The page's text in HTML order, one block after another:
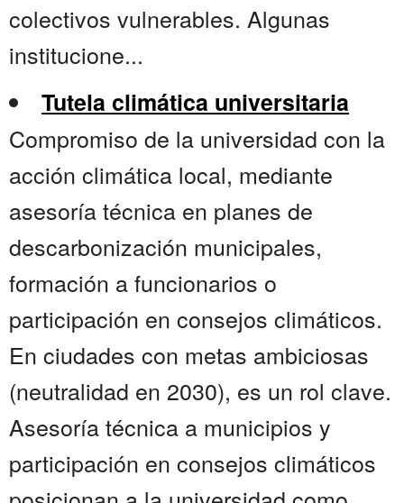
colectivos vulnerables. Algunas
institucione...
Tutela climática universitaria
Compromiso de la universidad con la
acción climática local, mediante
asesoría técnica en planes de
descarbonización municipales,
formación a funcionarios o
participación en consejos climáticos.
En ciudades con metas ambiciosas
(neutralidad en 2030), es un rol clave.
Asesoría técnica a municipios y
participación en consejos climáticos